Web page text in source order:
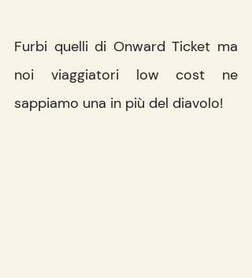
Furbi quelli di Onward Ticket ma
noi viaggiatori low cost ne
sappiamo una in più del diavolo!